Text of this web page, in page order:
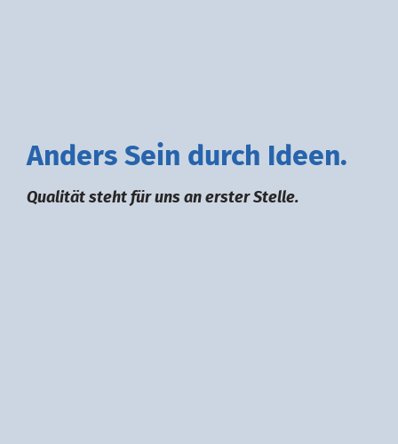
Anders Sein durch deen.
Qualität steht für uns an erster Stelle.